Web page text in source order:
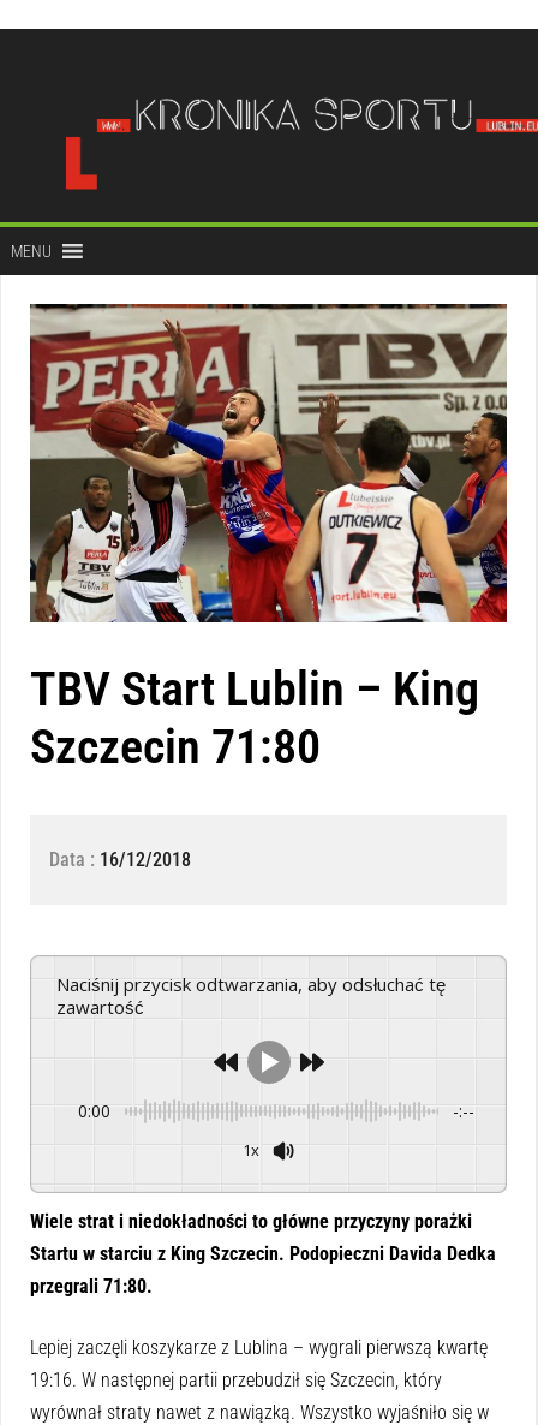
treści
MENU
TBV Start Lublin – King
Szczecin 71:80
Data : 16/12/2018
Naciśnij przycisk odtwarzania, aby odsłuchać tę
zawartość
0:00 -:--
1x
Wiele strat i niedokładności to główne przyczyny porażki
Startu w starciu z King Szczecin. Podopieczni Davida Dedka
przegrali 71:80.
Lepiej zaczęli koszykarze z Lublina – wygrali pierwszą kwartę
19:16. W następnej partii przebudził się Szczecin, który
wyrównał straty nawet z nawiązką. Wszystko wyjaśniło się w